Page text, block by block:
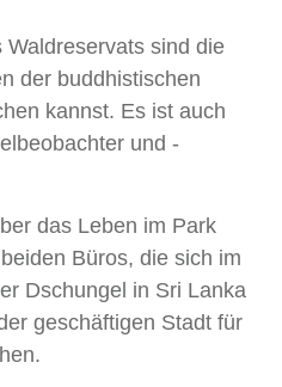
sind die
der buddhistischen
kannst. Es ist auch
und -
das Leben im Park
Büros, die sich im
Dschungel in Sri Lanka
geschäftigen Stadt für